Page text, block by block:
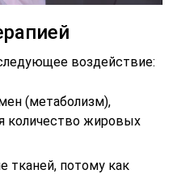
воздействие:
(метаболизм),
количество жировых
тканей, потому как